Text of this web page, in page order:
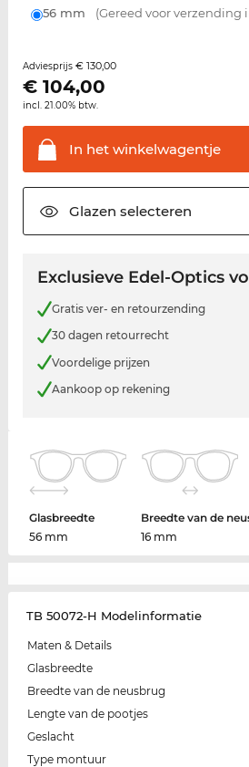
56 mm (Gereed voor verzending
Adviesprijs € 130,00
€ 104,00
incl. 21.00% btw.
In hetwinkelwagentje
Glazen selecteren
Exclusieve Edel-Optics
Gratis ver- en retourzending
30 dagen retourrecht
Voordelige prijzen
Aankoop op rekening
Glasbreedte
56 mm
Breedte van de
16 mm
TB 50072-H Modelinformatie
Maten & Details
Glasbreedte
Breedte van de neusbrug
Lengte van de pootjes
Geslacht
Type montuur